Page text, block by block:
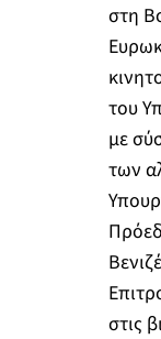
στη
του
με
των
στις